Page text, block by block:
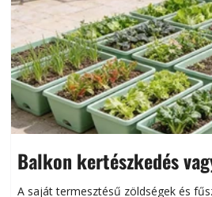
Balkon kertészkedés
Helytakarékos
A saját termesztésű zöldségek és